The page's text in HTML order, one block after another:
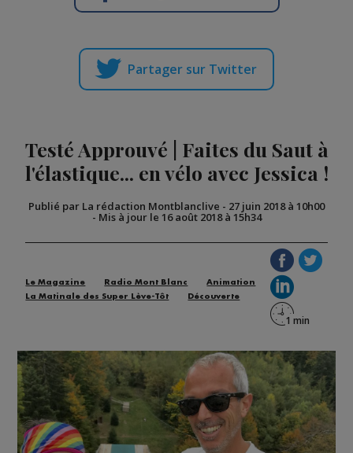
Partager sur Twitter
Testé Approuvé | Faites du Saut à
l'élastique... en vélo avec Jessica !
Publié par La rédaction Montblanclive - 27 juin 2018 à 10h00
- Mis à jour le 16 août 2018 à 15h34
Le Magazine Radio Mont Blanc
Animation
La Matinale des Super Lève-Tôt
Découverte